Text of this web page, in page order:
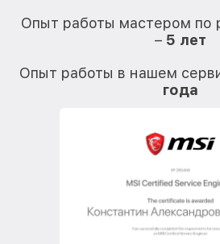
Опыт работы мастером по
– 5 лет
Опыт работы в нашем
года